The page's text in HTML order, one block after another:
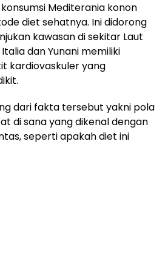
konsumsi Mediterania konon
diet sehatnya. Ini didorong
kawasan di sekitar Laut
dan Yunani memiliki
kardiovaskuler yang
dari fakta tersebut yakni pola
di sana yang dikenal dengan
seperti apakah diet ini